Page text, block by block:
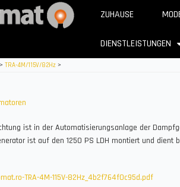
ZUHAUSE
DIENSTLEISTUNGEN
TRA-4M/115V/82Hz >
ist in der Automatisierungsanlage der
ist auf den 1250 PS LDH montiert und dient
TRA-4M-115V-82Hz_4b2f764f0c95d.pdf